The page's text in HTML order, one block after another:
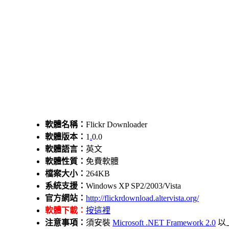
軟體名稱： Flickr Downloader
軟體版本： 1 .0.0
軟體語言： 英文
軟體性質： 免費軟體
檔案大小： 264KB
系統支援： Windows XP SP2/2003/Vista
官方網站： http://flickrdownload.altervista.org/
軟體下載： 按這裡
注意事項： 須安裝 Microsoft .NET Framework 2.0 以